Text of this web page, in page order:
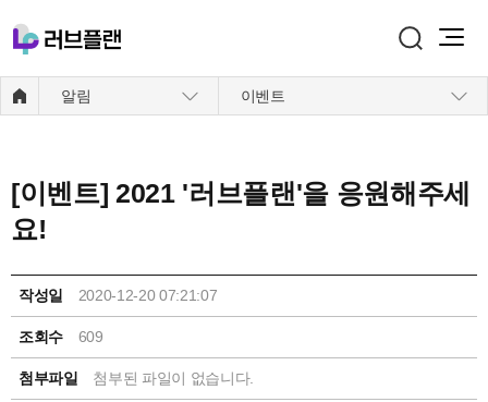
알림 이벤트
[이벤트] 2021 '러브플랜'을 응원해주세
요!
작성일 2020-12-20 07:21:07
조회수 609
첨부파일 첨부된 파일이 없습니다.